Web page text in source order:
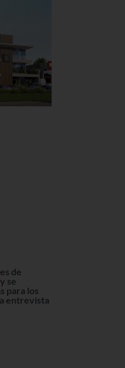
de
se
para los
entrevista